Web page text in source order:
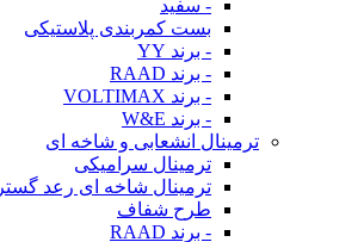
- سفید
بست کمربندی پلاستیکی
- برند YY
- برند RAAD
- برند VOLTIMAX
- برند W&E
ترمینال انشعابی و شاخه ای
ترمینال سرامیکی
ترمینال شاخه ای رعد گستر
طرح شفاف
- برند RAAD